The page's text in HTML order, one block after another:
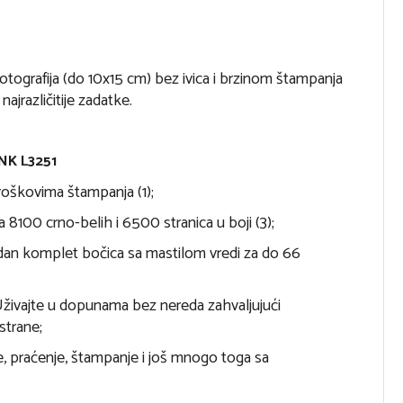
(do 10x15 cm) bez ivica i brzinom štampanja
zadatke.
L3251
štampanja (1);
8100 crno-belih i 6500 stranica u boji (3);
komplet bočica sa mastilom vredi za do 66
u dopunama bez nereda zahvaljujući
praćenje, štampanje i još mnogo toga sa